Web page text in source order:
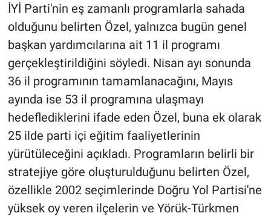
İYİ Parti'nin eş zamanlı programlarla sahada
olduğunu belirten Özel, yalnızca bugün genel
başkan yardımcılarına ait 11 il programı
gerçekleştirildiğini söyledi. Nisan ayı sonunda
36 il programının tamamlanacağını, Mayıs
ayında ise 53 il programına ulaşmayı
hedeflediklerini ifade eden Özel, buna ek olarak
25 ilde parti içi eğitim faaliyetlerinin
yürütüleceğini açıkladı. Programların belirli bir
stratejiye göre oluşturulduğunu belirten Özel,
özellikle 2002 seçimlerinde Doğru Yol Partisi'ne
yüksek oy veren ilçelerin ve Yörük-Türkmen